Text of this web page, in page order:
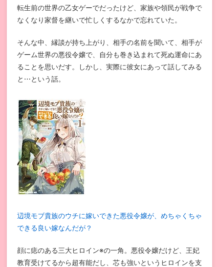
転生前の世界の乙女ゲーでだったけど、家族や領民が戦争で
なくなり家督を継いで忙しくするなかで忘れていた。
そんな中、縁談が持ち上がり、相手の名前を聞いて、相手が
ゲーム世界の悪役令嬢で、自分も巻き込まれて死ぬ運命にあ
ることを思いだす。しかし、実際に彼女にあって話してみる
と⋯という話。
辺境モブ貴族のウチに嫁いできた悪役令嬢が、めちゃくちゃ
できる良い嫁なんだが？
顔に痣のある三大ヒロイン※の一角。悪役令嬢だけど、王妃
教育受けてるから超有能だし、芯も強いというヒロインを支